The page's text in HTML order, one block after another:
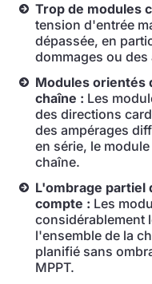
Trop de modules
tension d'entrée
dépassée, en
dommages ou
Modules orientés
chaîne : Les
des directions
des ampérages
en série, le
chaîne.
L'ombrage partiel
compte : Les
considérablement
l'ensemble de la
planifié sans
MPPT.